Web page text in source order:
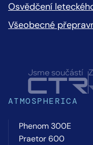
Osvědčení
Všeobecné
Jsme součástí
ATMOSPHERICA
Phenom 300E
Praetor 600